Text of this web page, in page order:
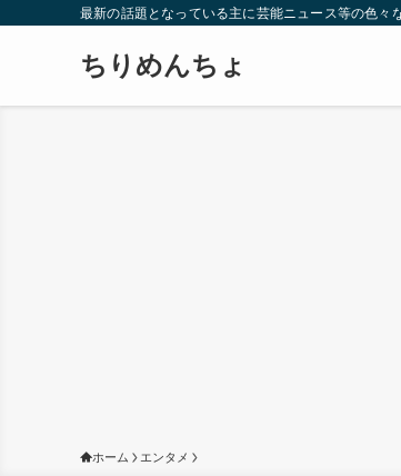
最新の話題となっている主に芸能ニュース等の色々
ちりめんちょ
ホーム エンタメ